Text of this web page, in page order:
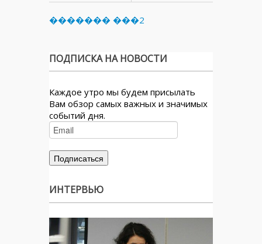
������� ���2
ПОДПИСКА НА НОВОСТИ
Каждое утро мы будем присылать
Вам обзор самых важных и значимых
событий дня.
ИНТЕРВЬЮ